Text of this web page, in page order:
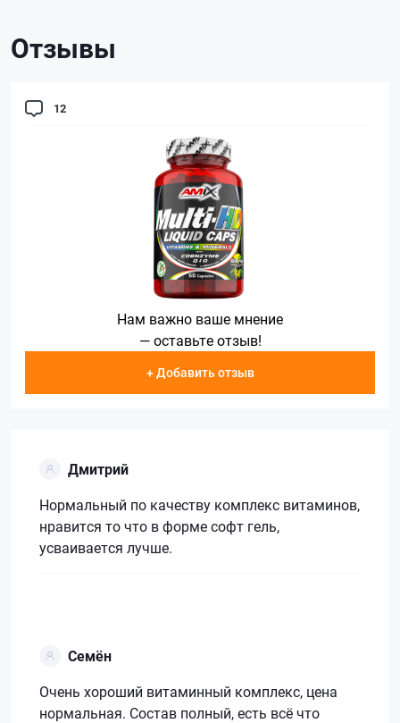
Отзывы
12
Нам важно ваше мнение
— оставьте отзыв!
+ Добавить отзыв
Дмитрий
Нормальный по качеству комплекс витаминов,
нравится то что в форме софт гель,
усваивается лучше.
Семён
Очень хороший витаминный комплекс, цена
нормальная. Состав полный, есть всё что